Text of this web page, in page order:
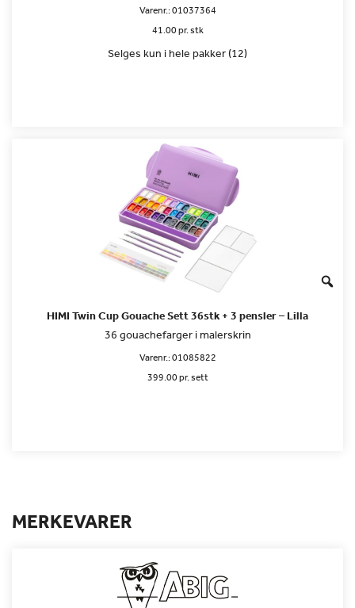
Varenr.:01037364
41.00 pr. stk
Selges kun i hele pakker (12)
HIMI Twin Cup Gouache Sett 36stk + 3 pensler – Lilla
36 gouachefarger i malerskrin
Varenr.:01085822
399.00 pr. sett
MERKEVARER